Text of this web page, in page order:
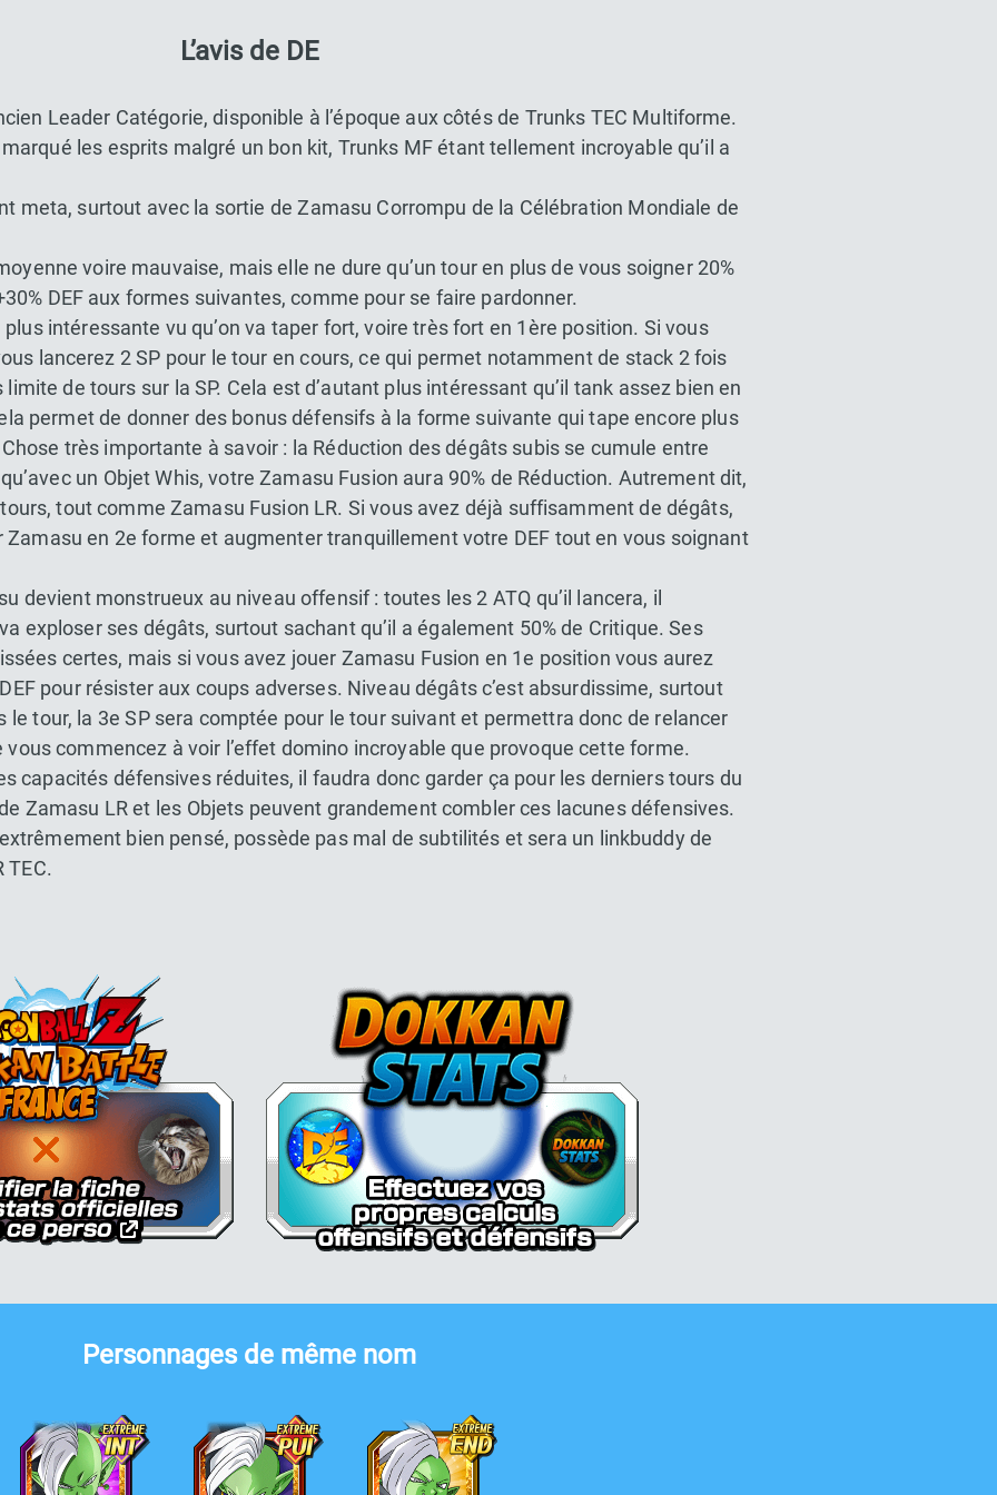
L’avis de DE
Leader Catégorie, disponible à l’époque aux côtés de Trunks TEC Multiforme.
les esprits malgré un bon kit, Trunks MF étant tellement incroyable qu’il a
meta, surtout avec la sortie de Zamasu Corrompu de la Célébration Mondiale de
voire mauvaise, mais elle ne dure qu’un tour en plus de vous soigner 20%
DEF aux formes suivantes, comme pour se faire pardonner.
intéressante vu qu’on va taper fort, voire très fort en 1ère position. Si vous
lancerez 2 SP pour le tour en cours, ce qui permet notamment de stack 2 fois
limite de tours sur la SP. Cela est d’autant plus intéressant qu’il tank assez bien en
permet de donner des bonus défensifs à la forme suivante qui tape encore plus
très importante à savoir : la Réduction des dégâts subis se cumule entre
un Objet Whis, votre Zamasu Fusion aura 90% de Réduction. Autrement dit,
tout comme Zamasu Fusion LR. Si vous avez déjà suffisamment de dégâts,
en 2e forme et augmenter tranquillement votre DEF tout en vous soignant
devient monstrueux au niveau offensif : toutes les 2 ATQ qu’il lancera, il
exploser ses dégâts, surtout sachant qu’il a également 50% de Critique. Ses
certes, mais si vous avez jouer Zamasu Fusion en 1e position vous aurez
pour résister aux coups adverses. Niveau dégâts c’est absurdissime, surtout
le tour, la 3e SP sera comptée pour le tour suivant et permettra donc de relancer
vous commencez à voir l’effet domino incroyable que provoque cette forme.
capacités défensives réduites, il faudra donc garder ça pour les derniers tours du
Zamasu LR et les Objets peuvent grandement combler ces lacunes défensives.
bien pensé, possède pas mal de subtilités et sera un linkbuddy de
TEC.
Dokkan Essentials x Dragon Ball Z Dokkan battle France
Personnages de même nom